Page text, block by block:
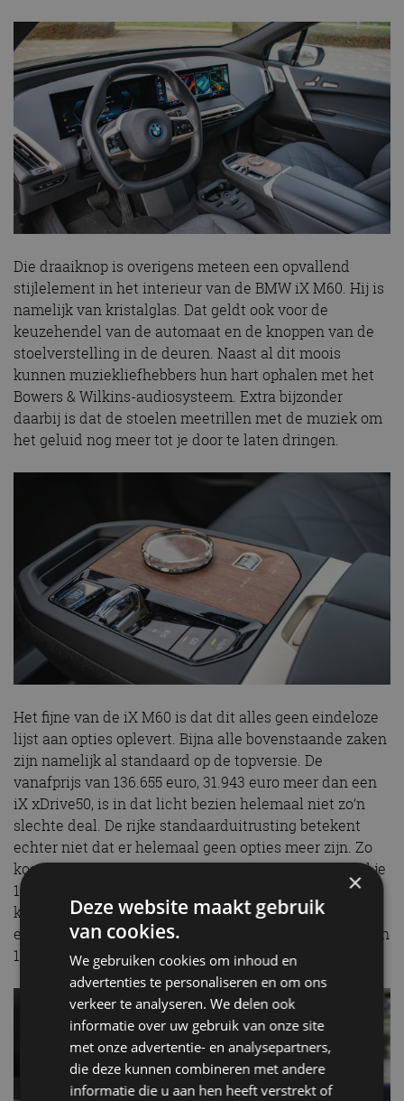
Die draaiknop is overigens meteen een opvallend
stijlelement in het interieur van de BMW iX M60. Hij is
namelijk van kristalglas. Dat geldt ook voor de
keuzehendel van de automaat en de knoppen van de
stoelverstelling in de deuren. Naast al dit moois
kunnen muziekliefhebbers hun hart ophalen met het
Bowers & Wilkins-audiosysteem. Extra bijzonder
daarbij is dat de stoelen meetrillen met de muziek om
het geluid nog meer tot je door te laten dringen.
Het fijne van de iX M60 is dat dit alles geen eindeloze
lijst aan opties oplevert. Bijna alle bovenstaande zaken
zijn namelijk al standaard op de topversie. De
vanafprijs van 136.655 euro, 31.943 euro meer dan een
iX xDrive50, is in dat licht bezien helemaal niet zo’n
slechte deal. De rijke standaarduitrusting betekent
echter niet dat er helemaal geen opties meer zijn. Zo
kost het panoramadak Sky Lounge 3.524 euro, betaal je
1.281 euro voor de elektrisch uitklapbare trekhaak en
kost de kleur Oxidgrau Metallic 1.295 euro. Alles bij
elkaar opgeteld komt de testauto uit op een bedrag van
141.873 euro.
×
Deze website maakt gebruik
van cookies.
We gebruiken cookies om inhoud en
advertenties te personaliseren en om ons
verkeer te analyseren. We delen ook
informatie over uw gebruik van onze site
met onze advertentie- en analysepartners,
die deze kunnen combineren met andere
informatie die u aan hen heeft verstrekt of